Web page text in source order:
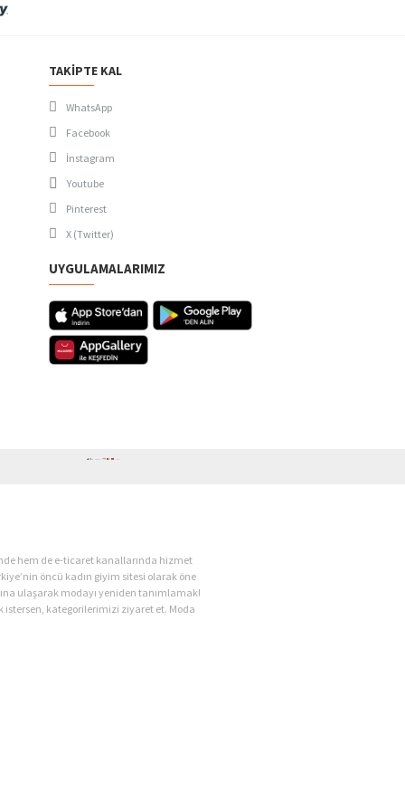
TAKIPTE KAL
WhatsApp
Facebook
İnstagram
Youtube
Pinterest
X (Twitter)
UYGULAMALARIMIZ
hem de e-ticaret kanallarında hizmet
öncü kadın giyim sitesi olarak öne
ulaşarak modayı yeniden tanımlamak!
istersen, kategorilerimizi ziyaret et. Moda